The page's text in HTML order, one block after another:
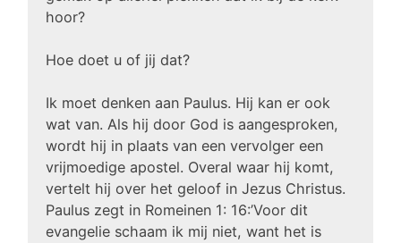
hoor?
Hoe doet u of jij dat?
Ik moet denken aan Paulus. Hij kan er ook
wat van. Als hij door God is aangesproken,
wordt hij in plaats van een vervolger een
vrijmoedige apostel. Overal waar hij komt,
vertelt hij over het geloof in Jezus Christus.
Paulus zegt in Romeinen 1: 16:’Voor dit
evangelie schaam ik mij niet, want het is